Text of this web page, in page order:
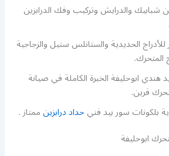
شبابيك والدرايش وتركيب وفك الدرابزين
الحديدية والستانلس ستيل والزجاجية
المتحرك.
ابوحليفة الخبرة الكاملة في صيانة
قرين.
بلكونات سور بيد فنيحداد درابزينممتاز .
ابوحليفة